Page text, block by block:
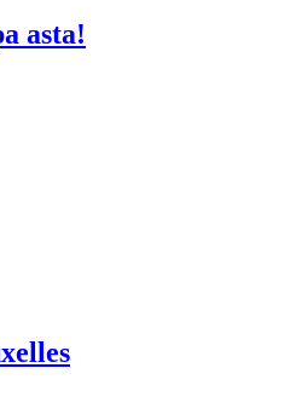
asta!